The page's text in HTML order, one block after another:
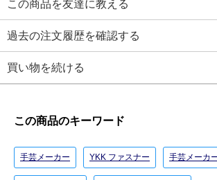
この商品を友達に教える
過去の注文履歴を確認する
買い物を続ける
この商品のキーワード
手芸メーカー YKK ファスナー 手芸メーカ